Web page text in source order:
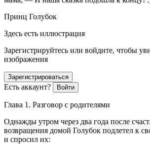
Принц Голубок
Здесь есть иллюстрация
Зарегистрируйтесь или войдите, чтобы
изображения
Зарегистрироваться
Есть аккаунт? Войти
Глава 1. Разговор с родителями
Однажды утром через два года после
возвращения домой Голубок подлетел к
и спросил их: